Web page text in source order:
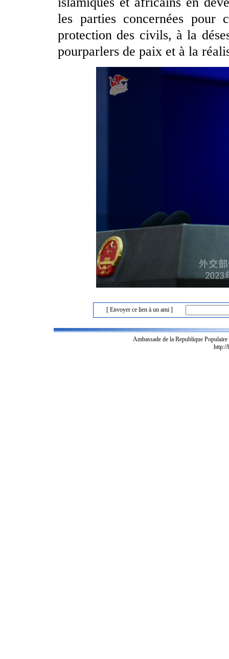
les parties concernées
protection des civils, à la
pourparlers de paix et à la
[ Envoyer ce lien à un ami ]
Ambassade de la Republique
http://